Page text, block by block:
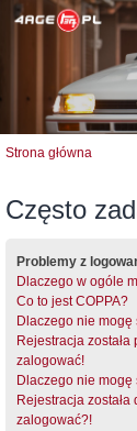
Strona główna
Często
Problemy z
Dlaczego w ogóle
Co to jest COPPA?
Dlaczego nie
Rejestracja
zalogować!
Dlaczego nie
Rejestracja
zalogować?!